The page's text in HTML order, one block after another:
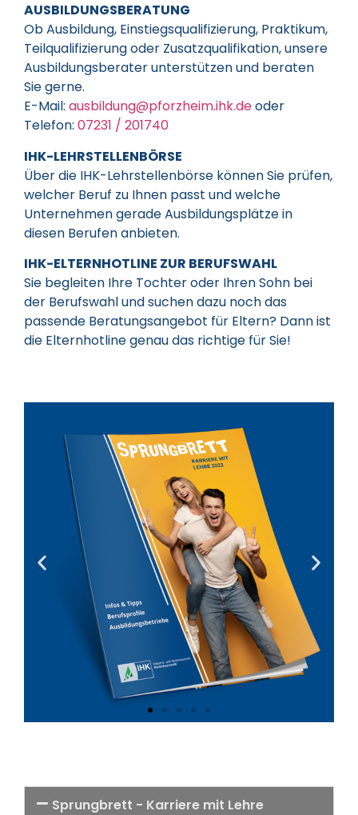
AUSBILDUNGSBERATUNG
Ob Ausbildung, Einstiegsqualifizierung, Praktikum,
Teilqualifizierung oder Zusatzqualifikation, unsere
Ausbildungsberater unterstützen und beraten
Sie gerne.
E-Mail: ausbildung@pforzheim.ihk.deoder
Telefon: 07231 / 201740
IHK-LEHRSTELLENBÖRSE
Über die IHK-Lehrstellenbörse können Sie prüfen,
welcher Beruf zu Ihnen passt und welche
Unternehmen gerade Ausbildungsplätze in
diesen Berufen anbieten.
IHK-ELTERNHOTLINE ZUR BERUFSWAHL
Sie begleiten Ihre Tochter oder Ihren Sohn bei
der Berufswahl und suchen dazu noch das
passende Beratungsangebot für Eltern? Dann ist
die Elternhotline genau das richtige für Sie!
Sprungbrett - Karriere mit Lehre